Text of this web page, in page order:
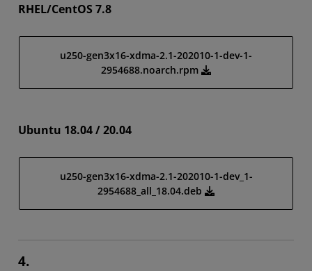
RHEL/CentOS 7.8
u250-gen3x16-xdma-2.1-202010-1-dev-1-
2954688.noarch.rpm
Ubuntu 18.04 / 20.04
u250-gen3x16-xdma-2.1-202010-1-dev_1-
2954688_all_18.04.deb
4.